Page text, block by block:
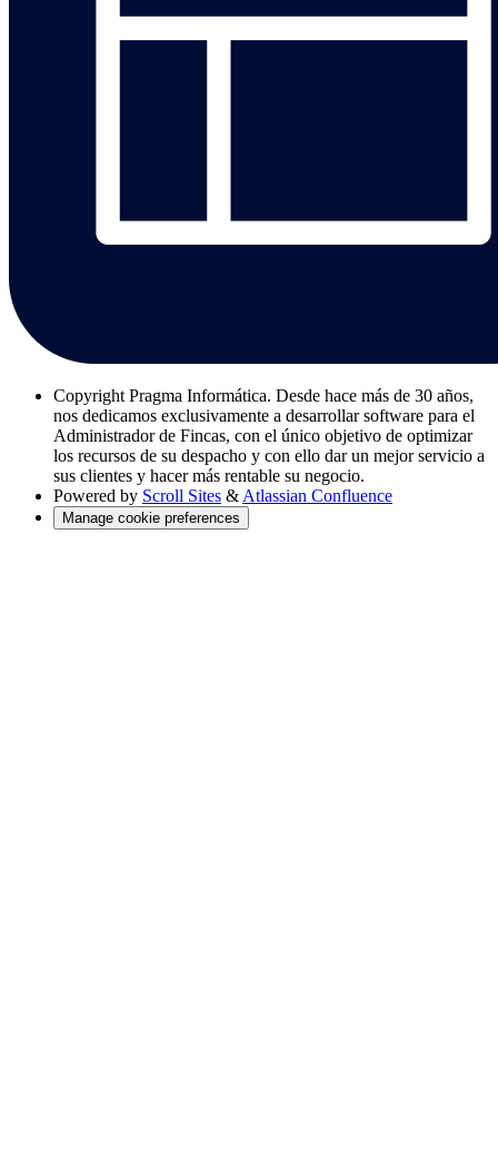
Copyright Pragma Informática. Desde hace más de 30 años,
nos dedicamos exclusivamente a desarrollar software para el
Administrador de Fincas, con el único objetivo de optimizar
los recursos de su despacho y con ello dar un mejor servicio a
sus clientes y hacer más rentable su negocio.
Powered by Scroll Sites & Atlassian Confluence
Manage cookie preferences